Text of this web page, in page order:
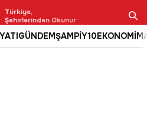
Türkiye,
Şehirlerinden Okunur
GÜNDEMŞAMPİY10EKONOMİ
Ara